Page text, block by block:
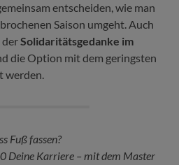
entscheiden, wie man
Saison umgeht. Auch
derSolidaritätsgedanke im
die Option mit dem geringsten
werden.
Fuß fassen?
Deine Karriere – mit dem Master